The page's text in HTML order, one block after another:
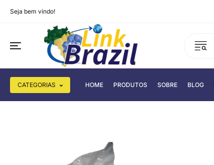
Seja bem vindo!
CATEGORIAS HOME PRODUTOS SOBRE BLOG